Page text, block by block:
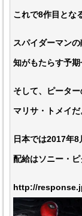
これで8作目とな
スパイダーマン
知がもたらす予期
そして、ピータ
マリサ・トメイだ
日本では2017年8
配給はソニー・ピ
http://